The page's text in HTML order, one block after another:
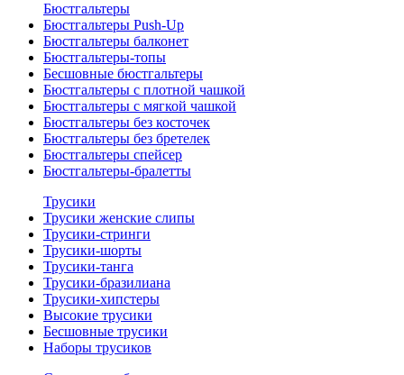
Бюстгальтеры
Бюстгальтеры Push-Up
Бюстгальтеры балконет
Бюстгальтеры-топы
Бесшовные бюстгальтеры
Бюстгальтеры с плотной чашкой
Бюстгальтеры с мягкой чашкой
Бюстгальтеры без косточек
Бюстгальтеры без бретелек
Бюстгальтеры спейсер
Бюстгальтеры-бралетты
Трусики
Трусики женские слипы
Трусики-стринги
Трусики-шорты
Трусики-танга
Трусики-бразилиана
Трусики-хипстеры
Высокие трусики
Бесшовные трусики
Наборы трусиков